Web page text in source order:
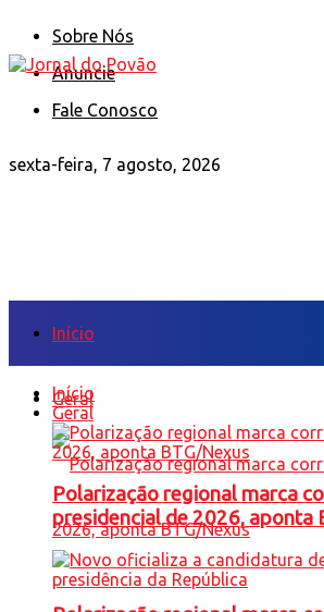
Sobre Nós
Anuncie
Fale Conosco
sexta-feira, 7 agosto, 2026
Início
Geral
Início
Geral
Polarização regional marca
presidencial de 2026, aponta